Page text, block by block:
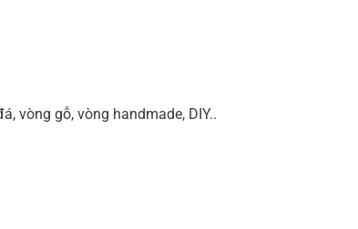
vòng gỗ, vòng handmade, DIY..